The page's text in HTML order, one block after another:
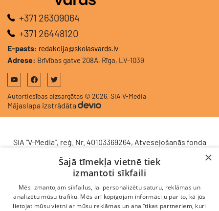
+371 26309064
+371 26448120
E-pasts: redakcija@skolasvards.lv
Adrese: Brīvības gatve 208A, Rīga, LV-1039
Autortiesības aizsargātas © 2026, SIA V-Media
Mājaslapa izstrādāta
SIA “V-Media”, reģ. Nr. 40103369264, Atveseļošanās fonda
komercdarbības procesu uzlabošanā - ieviesta klientu
attiecību pārvaldības sistēma (CRM). 2024. gada 16.
decembrī tika noslēgts līgums Nr. 9.2-17-L-2024/928 ar
Latvijas Investīciju un attīstības aģentūru par atbalsta
saņemšanu saskaņā ar Atveseļošanas un noturības
×
Šajā tīmekļa vietnē tiek
izmantoti sīkfaili
Mēs izmantojam sīkfailus, lai personalizētu saturu, reklāmas un
analizētu mūsu trafiku. Mēs arī kopīgojam informāciju par to, kā jūs
lietojat mūsu vietni ar mūsu reklāmas un analītikas partneriem, kuri